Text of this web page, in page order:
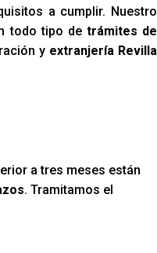
a cumplir. Nuestro
todo tipo de trámites de
y extranjería Revilla
a tres meses están
. Tramitamos el